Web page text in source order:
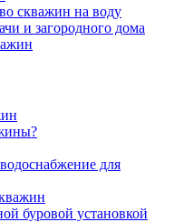
скважин на воду
и загородного дома
для
буровой установкой